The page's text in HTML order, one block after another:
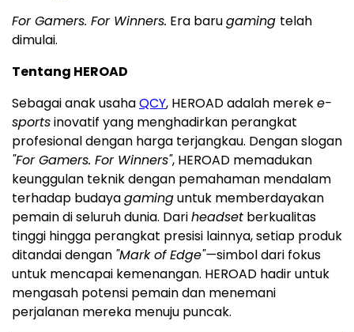
For Gamers. For Winners. Era barugaming telah
dimulai.
Tentang HEROAD
Sebagai anak usahaQCY, HEROAD adalah mereke-
sportsinovatif yang menghadirkan perangkat
profesional dengan harga terjangkau. Dengan slogan
"For Gamers. For Winners", HEROAD memadukan
keunggulan teknik dengan pemahaman mendalam
terhadap budayagaminguntuk memberdayakan
pemain di seluruh dunia. Dariheadset berkualitas
tinggi hingga perangkat presisi lainnya, setiap produk
ditandai dengan "Mark of Edge"—simbol dari fokus
untuk mencapai kemenangan. HEROAD hadir untuk
mengasah potensi pemain dan menemani
perjalanan mereka menuju puncak.